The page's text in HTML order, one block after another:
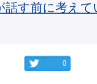
話す前に考え
0